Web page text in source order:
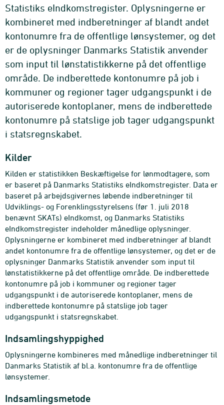
Statistiks eIndkomstregister. Oplysningerne er
kombineret med indberetninger af blandt andet
kontonumre fra de offentlige lønsystemer, og det
er de oplysninger Danmarks Statistik anvender
som input til lønstatistikkerne på det offentlige
område. De indberettede kontonumre på job i
kommuner og regioner tager udgangspunkt i de
autoriserede kontoplaner, mens de indberettede
kontonumre på statslige job tager udgangspunkt
i statsregnskabet.
Kilder
Kilden er statistikken Beskæftigelse for lønmodtagere, som
er baseret på Danmarks Statistiks eIndkomstregister. Data er
baseret på arbejdsgivernes løbende indberetninger til
Udviklings- og Forenklingsstyrelsens (før 1. juli 2018
benævnt SKATs) eIndkomst, og Danmarks Statistiks
eIndkomstregister indeholder månedlige oplysninger.
Oplysningerne er kombineret med indberetninger af blandt
andet kontonumre fra de offentlige lønsystemer, og det er de
oplysninger Danmarks Statistik anvender som input til
lønstatistikkerne på det offentlige område. De indberettede
kontonumre på job i kommuner og regioner tager
udgangspunkt i de autoriserede kontoplaner, mens de
indberettede kontonumre på statslige job tager
udgangspunkt i statsregnskabet.
Indsamlingshyppighed
Oplysningerne kombineres med månedlige indberetninger til
Danmarks Statistik af bl.a. kontonumre fra de offentlige
lønsystemer.
Indsamlingsmetode